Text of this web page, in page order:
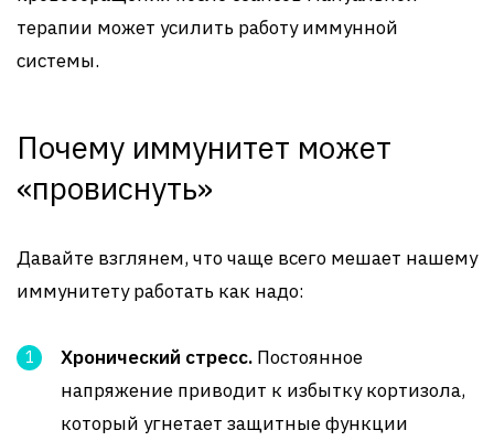
терапии может усилить работу иммунной
системы.
Почему иммунитет может
«провиснуть»
Давайте взглянем, что чаще всего мешает нашему
иммунитету работать как надо:
Хронический стресс. Постоянное
напряжение приводит к избытку кортизола,
который угнетает защитные функции